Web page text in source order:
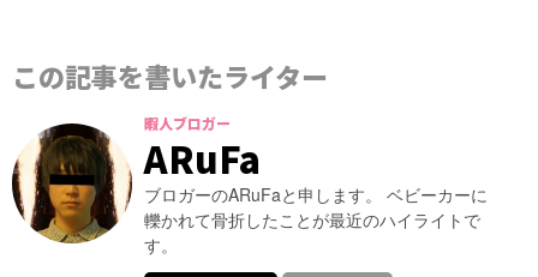
この記事を書いたライター
暇人ブロガー
ARuFa
ブロガーのARuFaと申します。 ベビーカーに
轢かれて骨折したことが最近のハイライトで
す。